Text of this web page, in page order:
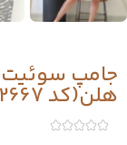
جامپ سوئیت
هلن(کد 2667) T